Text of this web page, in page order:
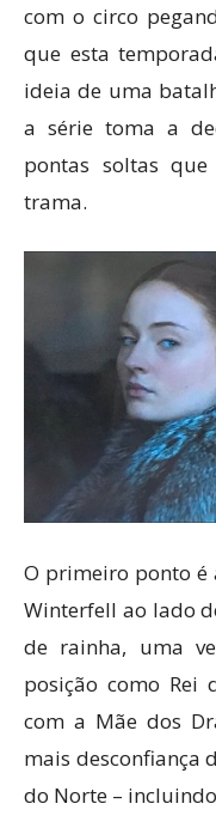
com o circo
que esta
ideia de uma
a série toma a
pontas soltas
trama.
O primeiro ponto é
Winterfell ao lado
de rainha, uma
posição como Rei
com a Mãe dos
mais desconfiança
do Norte –